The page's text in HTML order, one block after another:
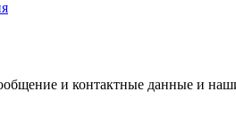
и контактные данные и